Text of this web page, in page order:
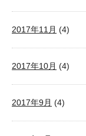
2017年11月 (4)
2017年10月 (4)
2017年9月 (4)